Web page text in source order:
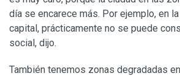
día se encarece más. Por ejemplo, en
capital, prácticamente no se puede
social, dijo.
También tenemos zonas degradadas